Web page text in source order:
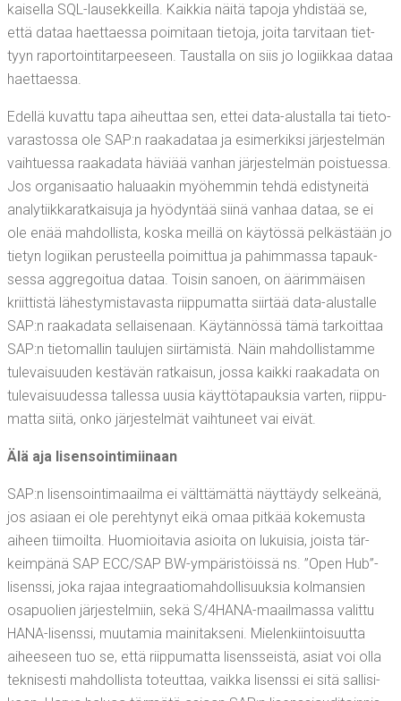
kai­sel­la SQL-lausek­keil­la. Kaik­kia näi­tä tapo­ja yhdis­tää se,
että dataa haet­taes­sa poi­mi­taan tie­to­ja, joi­ta tar­vi­taan tiet­
tyyn rapor­toin­ti­tar­pee­seen. Taus­tal­la on siis jo logiik­kaa dataa
haettaessa.
Edel­lä kuvat­tu tapa aiheut­taa sen, ettei data-alus­tal­la tai tie­to­
va­ras­tos­sa ole SAP:n raa­ka­da­taa ja esi­mer­kik­si jär­jes­tel­män
vaih­tues­sa raa­ka­da­ta hävi­ää van­han jär­jes­tel­män pois­tues­sa.
Jos orga­ni­saa­tio halu­aa­kin myö­hem­min teh­dä edis­ty­nei­tä
ana­ly­tiik­ka­rat­kai­su­ja ja hyö­dyn­tää sii­nä van­haa dataa, se ei
ole enää mah­dol­lis­ta, kos­ka meil­lä on käy­tös­sä pel­käs­tään jo
tie­tyn logii­kan perus­teel­la poi­mit­tua ja pahim­mas­sa tapauk­
ses­sa aggre­goi­tua dataa. Toi­sin sanoen, on äärim­mäi­sen
kriit­tis­tä lähes­ty­mis­ta­vas­ta riip­pu­mat­ta siir­tää data-alus­tal­le
SAP:n raa­ka­da­ta sel­lai­se­naan. Käy­tän­nös­sä tämä tar­koit­taa
SAP:n tie­to­mal­lin tau­lu­jen siir­tä­mis­tä. Näin mah­dol­lis­tam­me
tule­vai­suu­den kes­tä­vän rat­kai­sun, jos­sa kaik­ki raa­ka­da­ta on
tule­vai­suu­des­sa tal­les­sa uusia käyt­tö­ta­pauk­sia var­ten, riip­pu­
mat­ta sii­tä, onko jär­jes­tel­mät vaih­tu­neet vai eivät.
Älä aja lisensointimiinaan
SAP:n lisen­soin­ti­maa­il­ma ei vält­tä­mät­tä näyt­täy­dy sel­keä­nä,
jos asi­aan ei ole pereh­ty­nyt eikä omaa pit­kää koke­mus­ta
aiheen tii­moil­ta. Huo­mioi­ta­via asioi­ta on lukui­sia, jois­ta tär­
keim­pä­nä SAP ECC/SAP BW-ympä­ris­töis­sä ns. ”Open Hub”-
lisenssi, joka rajaa inte­graa­tio­mah­dol­li­suuk­sia kol­man­sien
osa­puo­lien jär­jes­tel­miin, sekä S/4­HA­NA-maa­il­mas­sa valit­tu
HANA-lisens­si, muu­ta­mia mai­ni­tak­se­ni. Mie­len­kiin­toi­suut­ta
aihee­seen tuo se, että riip­pu­mat­ta lisens­seis­tä, asiat voi olla
tek­ni­ses­ti mah­dol­lis­ta toteut­taa, vaik­ka lisens­si ei sitä sal­li­si­